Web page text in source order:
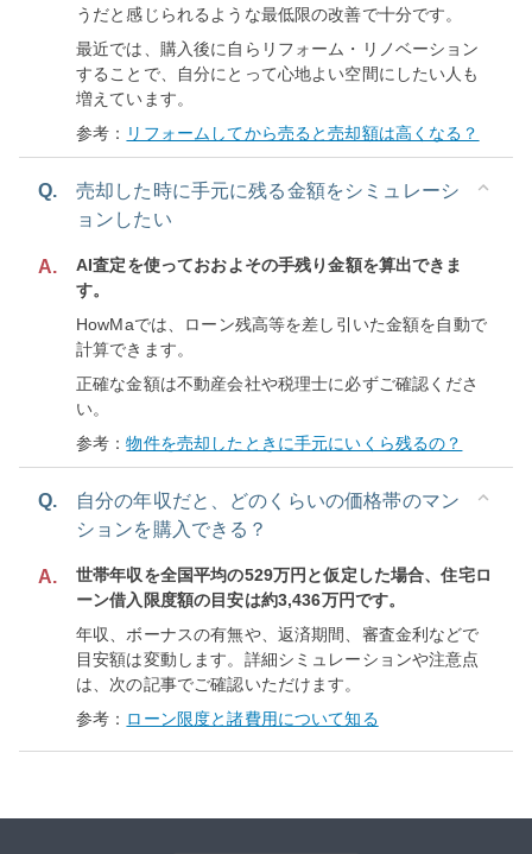
うだと感じられるような最低限の改善で十分です。
最近では、購入後に自らリフォーム・リノベーション
することで、自分にとって心地よい空間にしたい人も
増えています。
参考： リフォームしてから売ると売却額は高くなる？
Q.
売却した時に手元に残る金額をシミュレーシ
ョンしたい
A.
AI査定を使っておおよその手残り金額を算出できま
す。
HowMaでは、ローン残高等を差し引いた金額を自動で
計算できます。
正確な金額は不動産会社や税理士に必ずご確認くださ
い。
参考：物件を売却したときに手元にいくら残るの？
Q.
自分の年収だと、どのくらいの価格帯のマン
ションを購入できる？
A.
世帯年収を全国平均の529万円と仮定した場合、住宅ロ
ーン借入限度額の目安は約3,436万円です。
年収、ボーナスの有無や、返済期間、審査金利などで
目安額は変動します。詳細シミュレーションや注意点
は、次の記事でご確認いただけます。
参考： ローン限度と諸費用について知る